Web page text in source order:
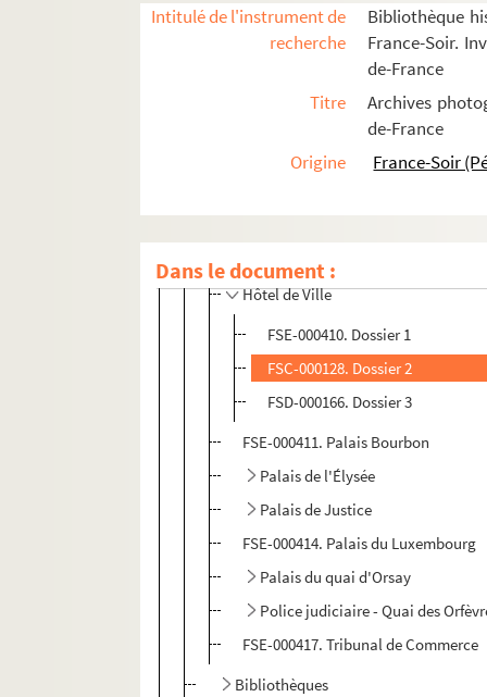
Intitulé de l'instrument de
recherche
Bibliothèque
France-Soir.
de-France
Titre
Archives
de-France
Origine
France-Soir
Dans le document :
La Seine
Lieux officiels et culturels
FSE-000406. Bourse du Commerce
Hôtel Matignon
Hôtel de Ville
FSE-000410. Dossier 1
FSC-000128. Dossier 2
FSD-000166. Dossier 3
FSE-000411. Palais Bourbon
Palais de l'Élysée
Palais de Justice
FSE-000414. Palais du Luxembourg
Palais du quai d'Orsay
Police judiciaire - Quai des
FSE-000417. Tribunal de Commerce
Bibliothèques